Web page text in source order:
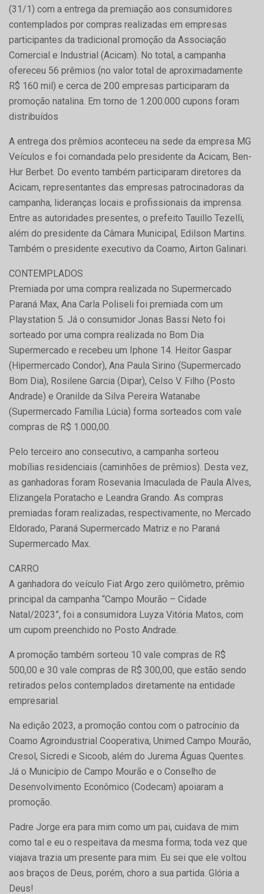
(31/1) com a entrega da premiação aos consumidores
contemplados por compras realizadas em empresas
participantes da tradicional promoção da Associação
Comercial e Industrial (Acicam). No total, a campanha
ofereceu 56 prêmios (no valor total de aproximadamente
R$ 160 mil) e cerca de 200 empresas participaram da
promoção natalina. Em torno de 1.200.000 cupons foram
distribuídos
A entrega dos prêmios aconteceu na sede da empresa MG
Veículos e foi comandada pelo presidente da Acicam, Ben-
Hur Berbet. Do evento também participaram diretores da
Acicam, representantes das empresas patrocinadoras da
campanha, lideranças locais e profissionais da imprensa.
Entre as autoridades presentes, o prefeito Tauillo Tezelli,
além do presidente da Câmara Municipal, Edilson Martins.
Também o presidente executivo da Coamo, Airton Galinari.
CONTEMPLADOS
Premiada por uma compra realizada no Supermercado
Paraná Max, Ana Carla Poliseli foi premiada com um
Playstation 5. Já o consumidor Jonas Bassi Neto foi
sorteado por uma compra realizada no Bom Dia
Supermercado e recebeu um Iphone 14. Heitor Gaspar
(Hipermercado Condor), Ana Paula Sirino (Supermercado
Bom Dia), Rosilene Garcia (Dipar), Celso V. Filho (Posto
Andrade) e Oranilde da Silva Pereira Watanabe
(Supermercado Família Lúcia) forma sorteados com vale
compras de R$ 1.000,00.
Pelo terceiro ano consecutivo, a campanha sorteou
mobílias residenciais (caminhões de prêmios). Desta vez,
as ganhadoras foram Rosevania Imaculada de Paula Alves,
Elizangela Poratacho e Leandra Grando. As compras
premiadas foram realizadas, respectivamente, no Mercado
Eldorado, Paraná Supermercado Matriz e no Paraná
Supermercado Max.
CARRO
A ganhadora do veículo Fiat Argo zero quilômetro, prêmio
principal da campanha “Campo Mourão – Cidade
Natal/2023”, foi a consumidora Luyza Vitória Matos, com
um cupom preenchido no Posto Andrade.
A promoção também sorteou 10 vale compras de R$
500,00 e 30 vale compras de R$ 300,00, que estão sendo
retirados pelos contemplados diretamente na entidade
empresarial.
Na edição 2023, a promoção contou com o patrocínio da
Coamo Agroindustrial Cooperativa, Unimed Campo Mourão,
Cresol, Sicredi e Sicoob, além do Jurema Águas Quentes.
Já o Município de Campo Mourão e o Conselho de
Desenvolvimento Econômico (Codecam) apoiaram a
promoção.
Padre Jorge era para mim como um pai, cuidava de mim
como tal e eu o respeitava da mesma forma; toda vez que
viajava trazia um presente para mim. Eu sei que ele voltou
aos braços de Deus, porém, choro a sua partida. Glória a
Deus!